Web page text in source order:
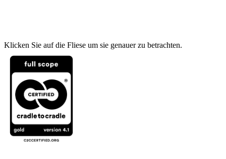
Klicken Sie auf die Fliese um sie genauer zu betrachten.